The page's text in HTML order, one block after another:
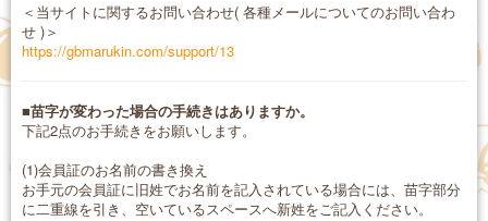
＜当サイトに関するお問い合わせ( 各種メールについてのお問い合わ
せ )＞
https://gbmarukin.com/support/13
■苗字が変わった場合の手続きはありますか。
下記2点のお手続きをお願いします。
(1)会員証のお名前の書き換え
お手元の会員証に旧姓でお名前を記入されている場合には、苗字部分
に二重線を引き、空いているスペースへ新姓をご記入ください。